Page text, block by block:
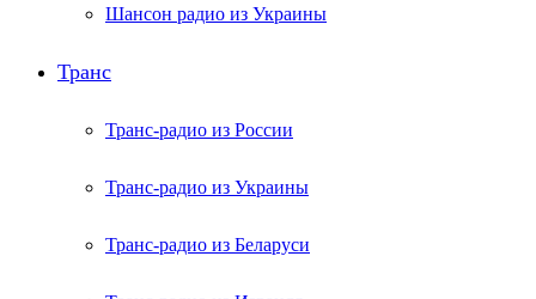
Шансон радио из Украины
Транс
Транс-радио из России
Транс-радио из Украины
Транс-радио из Беларуси